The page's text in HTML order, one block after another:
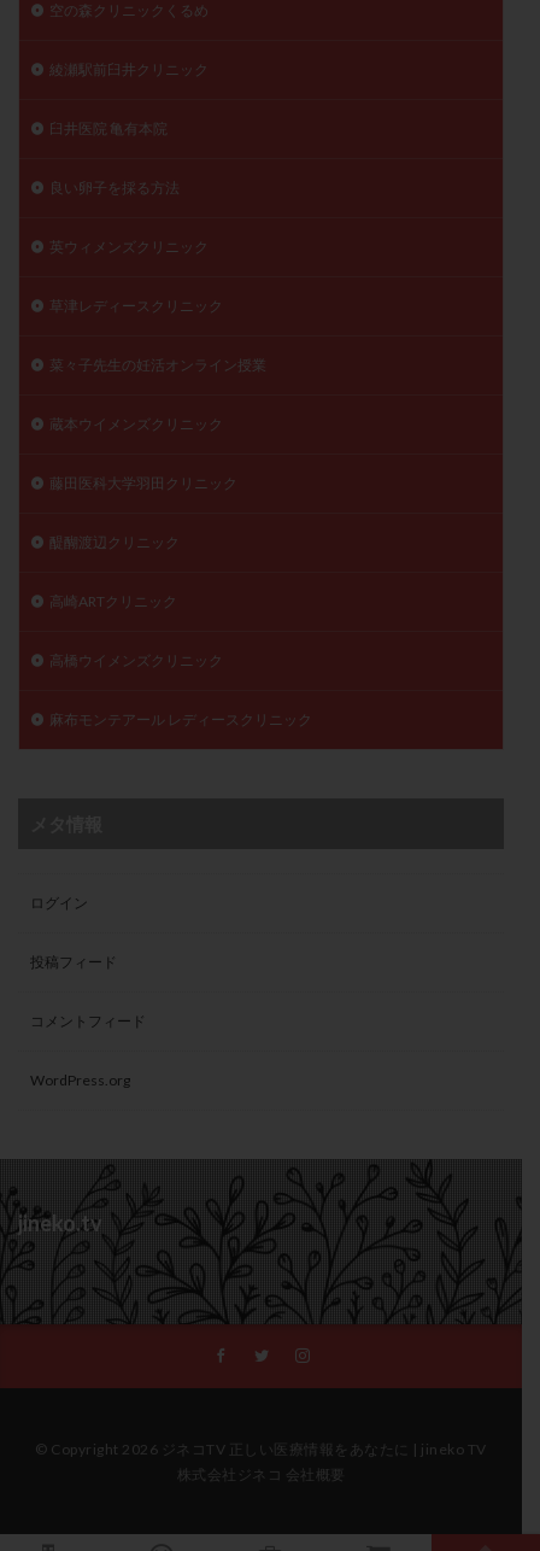
空の森クリニックくるめ
綾瀬駅前臼井クリニック
臼井医院 亀有本院
良い卵子を採る方法
英ウィメンズクリニック
草津レディースクリニック
菜々子先生の妊活オンライン授業
蔵本ウイメンズクリニック
藤田医科大学羽田クリニック
醍醐渡辺クリニック
高崎ARTクリニック
高橋ウイメンズクリニック
麻布モンテアール レディースクリニック
ログイン
投稿フィード
コメントフィード
WordPress.org
jineko.tv
© Copyright 2026 ジネコTV 正しい医療情報をあなたに | jineko TV
株式会社ジネコ 会社概要